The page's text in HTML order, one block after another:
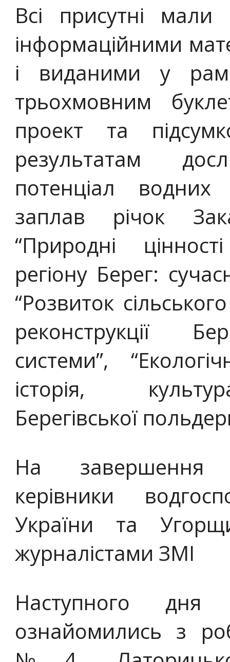
Всі присутні
інформаційними
і виданими у
трьохмовним
проект та
результатам
потенціал водних
заплав річок
“Природні
регіону Берег:
“Розвиток
реконструкції
системи”,
історія,
Берегівської
На завершення
керівники
України та
журналістами ЗМІ
Наступного дня
ознайомились з